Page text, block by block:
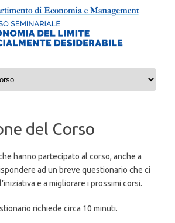
del Corso
hanno partecipato al corso, anche a
ad un breve questionario che ci
e a migliorare i prossimi corsi.
richiede circa 10 minuti.